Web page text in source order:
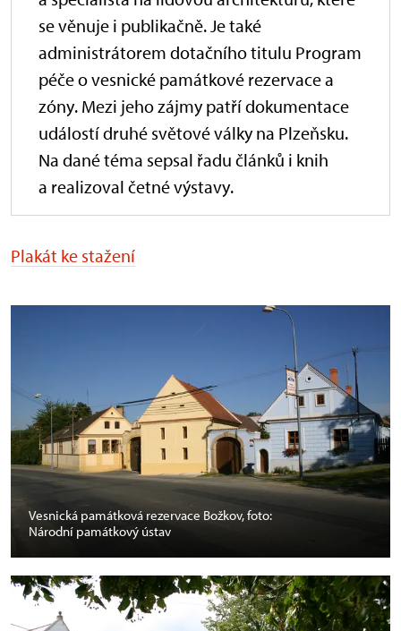
se věnuje i publikačně. Je také
administrátorem dotačního titulu Program
péče o vesnické památkové rezervacea
zóny. Mezi jeho zájmy patří dokumentace
událostí druhé světové války na Plzeňsku.
Na dané téma sepsal řadu článků i knih
a realizoval četné výstavy.
Plakát ke stažení
Vesnická památková rezervace Božkov, foto:
Národní památkový ústav